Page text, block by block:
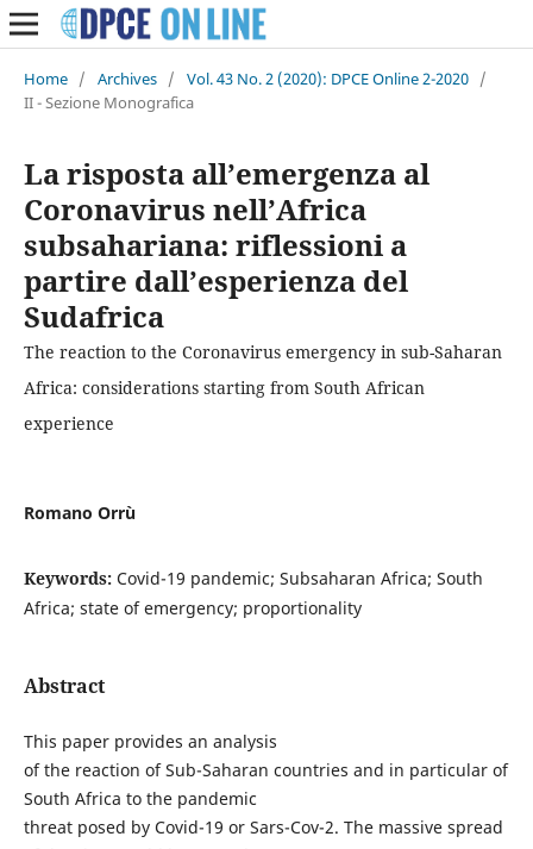
Home / Archives / Vol. 43 No. 2 (2020): DPCE Online 2-2020 /
II - Sezione Monografica
La risposta all’emergenza al
Coronavirus nell’Africa
subsahariana: riflessioni a
partire dall’esperienza del
Sudafrica
The reaction to the Coronavirus emergency in sub-Saharan
Africa: considerations starting from South African
experience
Romano Orrù
Keywords: Covid-19 pandemic; Subsaharan Africa; South
Africa; state of emergency; proportionality
Abstract
This paper provides an analysis
of the reaction of Sub-Saharan countries and in particular of
South Africa to the pandemic
threat posed by Covid-19 or Sars-Cov-2. The massive spread